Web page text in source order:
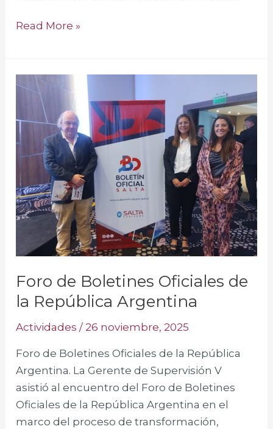
Read More »
Foro de Boletines Oficiales de
la República Argentina
Actividades / 26 noviembre, 2025
Foro de Boletines Oficiales de la República
Argentina. La Gerente de Supervisión V
asistió al encuentro del Foro de Boletines
Oficiales de la República Argentina en el
marco del proceso de transformación,
Foro
Boletines
Oficiales
República
Argentina